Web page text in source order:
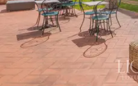
這處位於聖米尼亞託
村出售，不僅僅是一
以體驗托斯卡納的
與美景之中。
對於